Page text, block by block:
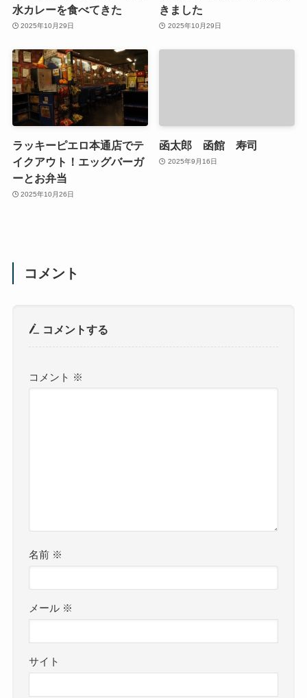
水カレーを食べてきた
2025年10月29日
きました
2025年10月29日
ラッキーピエロ本通店でテ
イクアウト！エッグバーガ
ーとお弁当
2025年10月26日
函太郎 函館 寿司
2025年9月16日
コメント
コメントする
コメント ※
名前 ※
メール ※
サイト